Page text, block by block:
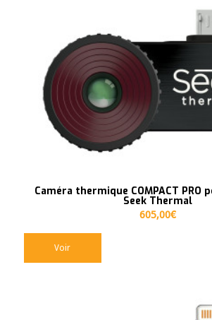
Caméra thermique COMPACT PRO
Seek Thermal
605,00€
Voir